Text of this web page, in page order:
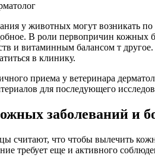
у животных могут возникать
В роли первопричин кожных
и витаминным балансом т
в клинику.
приема у ветеринара
для последующего
заболеваний и
считают, что чтобы вылечить
требует еще и активного